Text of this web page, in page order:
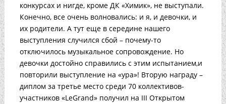
конкурсах и нигде, кроме ДК «Химик», не выступали.
Конечно, все очень волновались: и я, и девочки, и
их родители. А тут еще в середине нашего
выступления случился сбой – почему-то
отключилось музыкальное сопровождение. Но
девочки достойно справились с этим испытанием,и
повторили выступление на «ура»! Вторую награду –
диплом за третье место среди 70 коллективов-
участников «LeGrand» получил на III Открытом